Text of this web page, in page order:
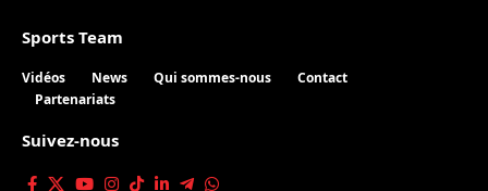
Sports Team
Vidéos News Qui sommes-nous
Contact
Partenariats
Suivez-nous